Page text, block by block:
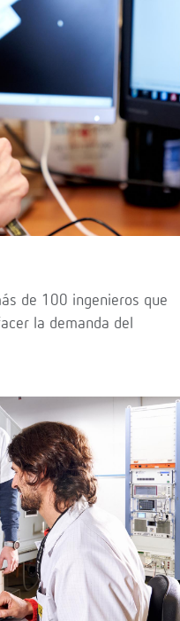
de 100 ingenieros que
la demanda del